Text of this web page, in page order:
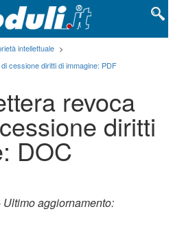
intellettuale >
cessione diritti di immagine: PDF
revoca
diritti
DOC
Ultimo aggiornamento: